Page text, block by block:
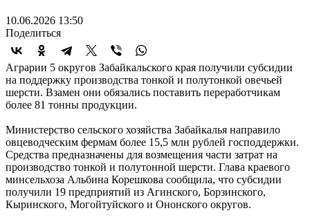
10.06.2026 13:50
Поделиться
Аграрии 5 округов Забайкальского края получили субсидии
на поддержку производства тонкой и полутонкой овечьей
шерсти. Взамен они обязались поставить переработчикам
более 81 тонны продукции.
Министерство сельского хозяйства Забайкалья направило
овцеводческим фермам более 15,5 млн рублей господдержки.
Средства предназначены для возмещения части затрат на
производство тонкой и полутонной шерсти. Глава краевого
минсельхоза Альбина Корешкова сообщила, что субсидии
получили 19 предприятий из Агинского, Борзинского,
Кыринского, Могойтуйского и Ононского округов.